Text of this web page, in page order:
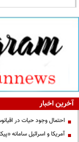
آخرین اخبار
احتمال وجود حیات در
آمریکا و اسرائیل سامانه